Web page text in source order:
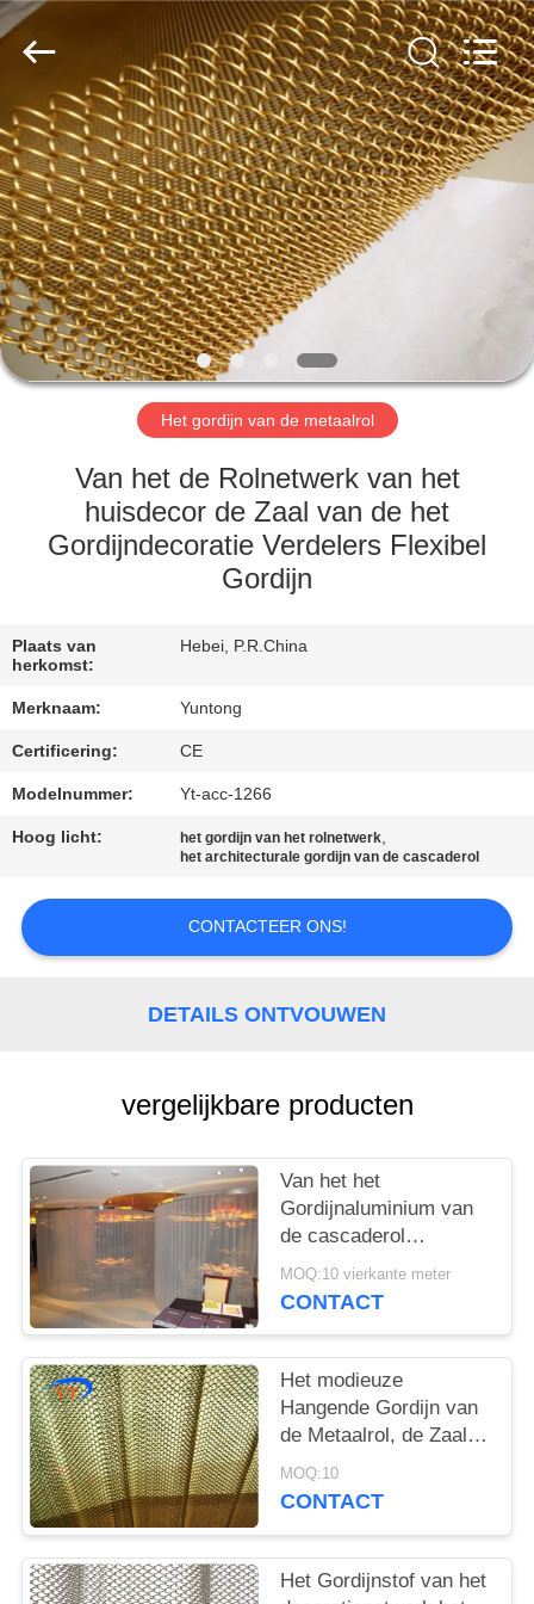
HUIS
PRODUCTEN
ONGEVEER
ONS
FABRIEKSREIS
KWALITEITSCONTROLE
CONTACTEER
NIEUWS
OM EEN
CITAAT
PRIVACYBELEID
Anping
Yuntong
Metal
Wire
Mesh
Rights
Reserved.
Het gordijn van de metaalrol
Van het de Rolnetwerk van het
huisdecor de Zaal van de het
Gordijndecoratie Verdelers Flexibel
Gordijn
Plaats van
herkomst:
Hebei, P.R.China
Merknaam: Yuntong
Certificering: CE
Modelnummer: Yt-acc-1266
Hoog licht: het gordijn van het rolnetwerk,
het architecturale gordijn van de cascaderol
CONTACTEER ONS!
DETAILS ONTVOUWEN
vergelijkbare producten
Van het het
Gordijnaluminium van
de cascaderol
Architecturaal de
Legeringsmateriaal
MOQ:10 vierkante meter
CONTACT
Het modieuze
Hangende Gordijn van
de Metaalrol, de Zaal
van het de
Stoffengordijn van het
MOQ:10
CONTACT
Het Gordijnstof van het